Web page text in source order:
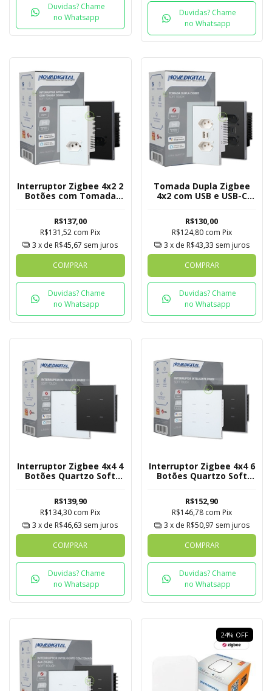
Duvidas? Chame
no Whatsapp
Duvidas? Chame
no Whatsapp
Interruptor Zigbee 4x2 2
Botões com Tomada
Novadigital Tuya
R$137,00
R$131,52 com Pix
3 x de R$45,67 sem juros
COMPRAR
Duvidas? Chame
no Whatsapp
Tomada Dupla Zigbee
4x2 com USB e USB-C
Novadigital Tuya
R$130,00
R$124,80 com Pix
3 x de R$43,33 sem juros
COMPRAR
Duvidas? Chame
no Whatsapp
Interruptor Zigbee 4x4 4
Botões Quartzo Soft
R$139,90
R$134,30 com Pix
3 x de R$46,63 sem juros
COMPRAR
Duvidas? Chame
no Whatsapp
Interruptor Zigbee 4x4 6
Botões Quartzo Soft
R$152,90
R$146,78 com Pix
3 x de R$50,97 sem juros
COMPRAR
Duvidas? Chame
no Whatsapp
24% OFF